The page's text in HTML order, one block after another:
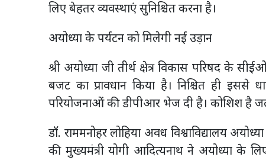
लिए बेहतर व्यवस्थाएं सुनिश्चित करना है।
अयोध्या के पर्यटन को मिलेगी नई उड़ान
श्री अयोध्या जी तीर्थ क्षेत्र विकास परिषद के
बजट का प्रावधान किया है। निश्चित ही
परियोजनाओं की डीपीआर भेज दी है। कोशिश है
डॉ. राममनोहर लोहिया अवध विश्वाविद्यालय
की मुख्यमंत्री योगी आदित्यनाथ ने अयोध्या के